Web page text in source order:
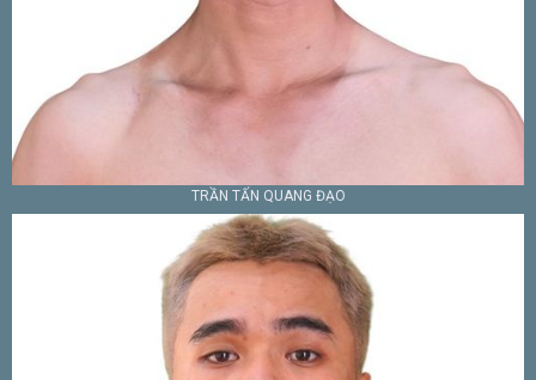
TRẦN TẤN QUANG ĐẠO